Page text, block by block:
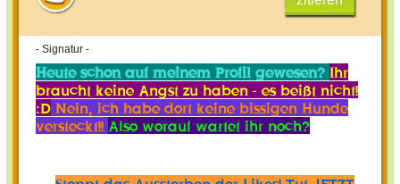
- Signatur -
Heute schon auf meinem Profil gewesen? Ihr
braucht keine Angst zu haben - es beißt nicht!
:D Nein, ich habe dort keine bissigen Hunde
versteckt!! Also worauf wartet ihr noch?